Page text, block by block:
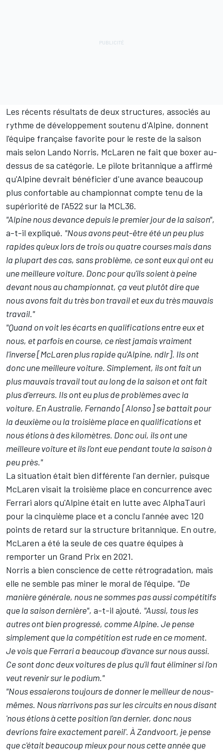
Les récents résultats de deux structures, associés au
rythme de développement soutenu d'Alpine, donnent
l'équipe française favorite pour le reste de la saison
mais selon Lando Norris, McLaren ne fait que boxer au-
dessus de sa catégorie. Le pilote britannique a affirmé
qu'Alpine devrait bénéficier d'une avance beaucoup
plus confortable au championnat compte tenu de la
supériorité de l'A522 sur la MCL36.
"Alpine nous devance depuis le premier jour de la saison",
a-t-il expliqué. "Nous avons peut-être été un peu plus
rapides qu'eux lors de trois ou quatre courses mais dans
la plupart des cas, sans problème, ce sont eux qui ont eu
une meilleure voiture. Donc pour qu'ils soient à peine
devant nous au championnat, ça veut plutôt dire que
nous avons fait du très bon travail et eux du très mauvais
travail."
"Quand on voit les écarts en qualifications entre eux et
nous, et parfois en course, ce n'est jamais vraiment
l'inverse [McLaren plus rapide qu'Alpine, ndlr]. Ils ont
donc une meilleure voiture. Simplement, ils ont fait un
plus mauvais travail tout au long de la saison et ont fait
plus d'erreurs. Ils ont eu plus de problèmes avec la
voiture. En Australie, Fernando [Alonso] se battait pour
la deuxième ou la troisième place en qualifications et
nous étions à des kilomètres. Donc oui, ils ont une
meilleure voiture et ils l'ont eue pendant toute la saison à
peu près."
La situation était bien différente l'an dernier, puisque
McLaren visait la troisième place en concurrence avec
Ferrari alors qu'Alpine était en lutte avec AlphaTauri
pour la cinquième place et a conclu l'année avec 120
points de retard sur la structure britannique. En outre,
McLaren a été la seule de ces quatre équipes à
remporter un Grand Prix en 2021.
Norris a bien conscience de cette rétrogradation, mais
elle ne semble pas miner le moral de l'équipe. "De
manière générale, nous ne sommes pas aussi compétitifs
que la saison dernière", a-t-il ajouté. "Aussi, tous les
autres ont bien progressé, comme Alpine. Je pense
simplement que la compétition est rude en ce moment.
Je vois que Ferrari a beaucoup d'avance sur nous aussi.
Ce sont donc deux voitures de plus qu'il faut éliminer si l'on
veut revenir sur le podium."
"Nous essaierons toujours de donner le meilleur de nous-
mêmes. Nous n'arrivons pas sur les circuits en nous disant
'nous étions à cette position l'an dernier, donc nous
devrions faire exactement pareil'. À Zandvoort, je pense
que c'était beaucoup mieux pour nous cette année que